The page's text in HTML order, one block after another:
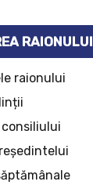
RAIONULUI
raionului